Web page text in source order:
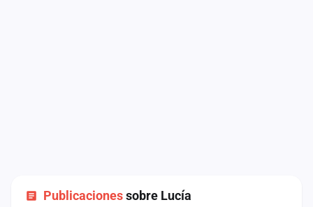
Publicacionessobre Lucía